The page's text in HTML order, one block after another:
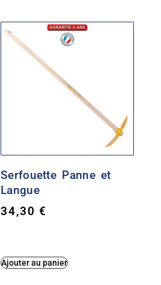
Serfouette Panne et
Langue
34,30€
Ajouter au panier